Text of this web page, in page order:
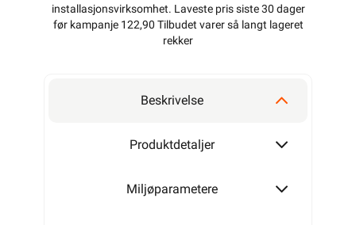
installasjonsvirksomhet. Laveste pris siste 30 dager
før kampanje 122,90 Tilbudet varer så langt lageret
rekker
Beskrivelse
Produktdetaljer
Miljøparametere